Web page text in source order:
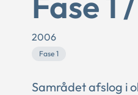
2006
Fase 1
Samrådet afslog i